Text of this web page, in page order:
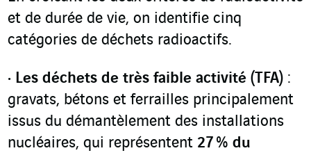
et de durée de vie, on identifie cinq
catégories de déchets radioactifs.
Les déchets de très faible activité (TFA) :
gravats, bétons et ferrailles principalement
issus du démantèlement des installations
nucléaires, qui représentent 27 % du